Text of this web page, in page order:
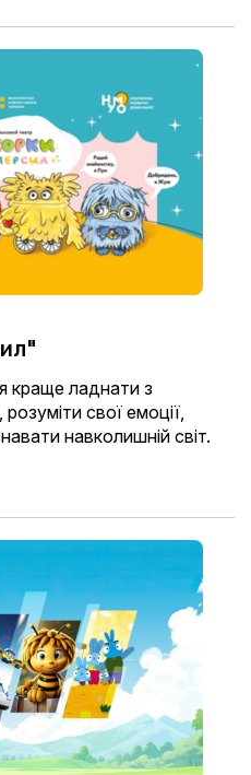
краще ладнати з
свої емоції,
навколишній світ.